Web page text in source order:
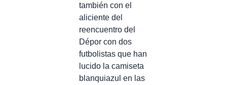
también con el
aliciente del
reencuentro del
Dépor con dos
futbolistas que han
lucido la camiseta
blanquiazul en las